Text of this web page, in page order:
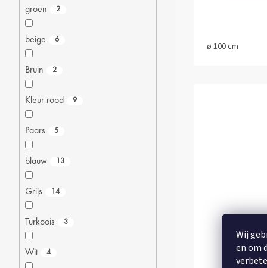
Wij
en om
groen 2
beige 6
Bruin 2
Kleur rood 9
Paars 5
blauw 13
Grijs 14
Turkoois 3
Wit 4
ø 100 cm